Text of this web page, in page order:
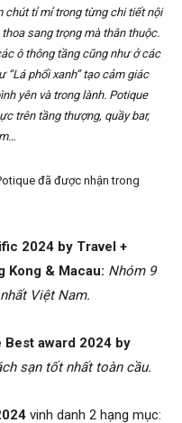
chút tỉ mỉ trong từng chi tiết nội
sang trọng mà thân thuộc.
ô thông tầng cũng như ở các
phổi xanh” tạo cảm giác
yên và trong lành. Potique
trên tầng thượng, quầy bar,
đã được nhận trong
2024 by Travel +
Kong & Macau: Nhóm 9
Việt Nam.
Best award 2024 by
sạn tốt nhất toàn cầu.
vinh danh 2 hạng mục: